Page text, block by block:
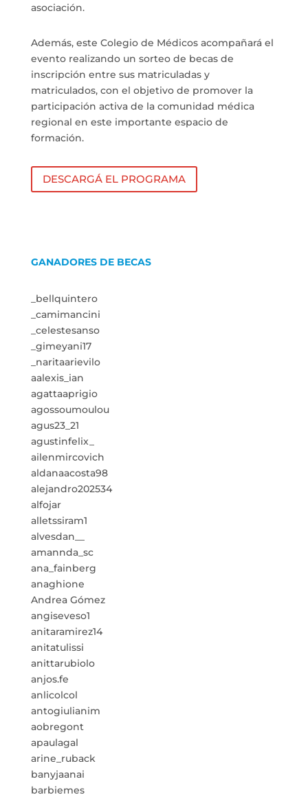
asociación.
Además, este Colegio de Médicos acompañará el
evento realizando un sorteo de becas de
inscripción entre sus matriculadas y
matriculados, con el objetivo de promover la
participación activa de la comunidad médica
regional en este importante espacio de
formación.
DESCARGÁ EL PROGRAMA
GANADORES DE BECAS
_bellquintero
_camimancini
_celestesanso
_gimeyani17
_naritaarievilo
aalexis_ian
agattaaprigio
agossoumoulou
agus23_21
agustinfelix_
ailenmircovich
aldanaacosta98
alejandro202534
alfojar
alletssiram1
alvesdan__
amannda_sc
ana_fainberg
anaghione
Andrea Gómez
angiseveso1
anitaramirez14
anitatulissi
anittarubiolo
anjos.fe
anlicolcol
antogiulianim
aobregont
apaulagal
arine_ruback
banyjaanai
barbiemes